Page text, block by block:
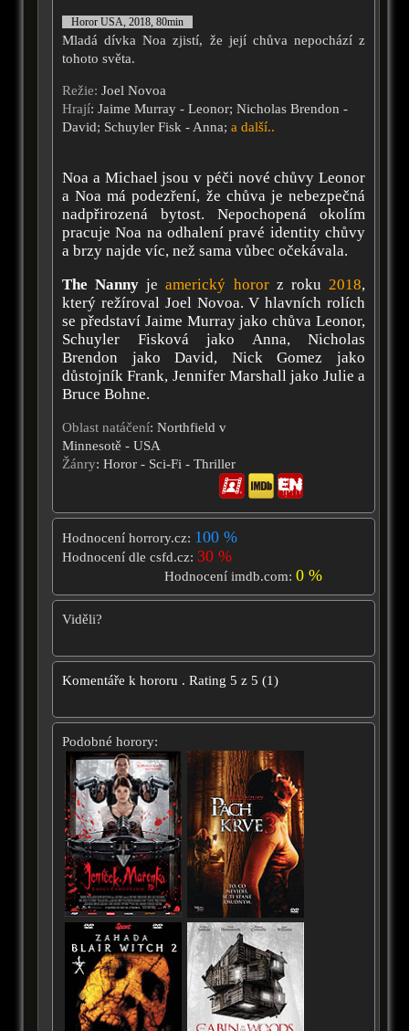
Horor USA, 2018, 80min
Mladá dívka Noa zjistí, že její chůva nepochází z
tohoto světa.
Režie: Joel Novoa
Hrají: Jaime Murray - Leonor; Nicholas Brendon -
David; Schuyler Fisk - Anna; a další..
Noa a Michael jsou v péči nové chůvy Leonor
a Noa má podezření, že chůva je nebezpečná
nadpřirozená bytost. Nepochopená okolím
pracuje Noa na odhalení pravé identity chůvy
a brzy najde víc, než sama vůbec očekávala.
The Nanny jeamerický hororz roku2018,
který režíroval Joel Novoa. V hlavních rolích
se představí Jaime Murray jako chůva Leonor,
Schuyler Fisková jako Anna, Nicholas
Brendon jako David, Nick Gomez jako
důstojník Frank, Jennifer Marshall jako Julie a
Bruce Bohne.
Oblast natáčení: Northfield v
Minnesotě - USA
Žánry: Horor - Sci-Fi - Thriller
Hodnocení horrory.cz: 100 %
Hodnocení dle csfd.cz: 30 %
Hodnocení imdb.com:0 %
Viděli?
Komentáře k hororu . Rating 5 z 5 (1)
Podobné horory: